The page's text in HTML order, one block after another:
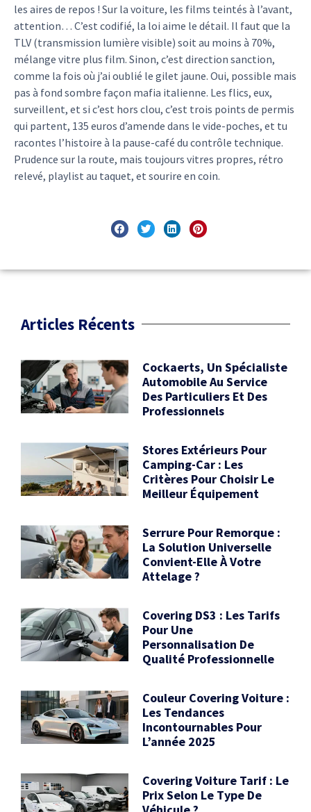
Articles Récents
Cockaerts, Un Spécialiste
Automobile Au Service
Des Particuliers Et Des
Professionnels
Stores Extérieurs Pour
Camping-Car : Les
Critères Pour Choisir Le
Meilleur Équipement
Serrure Pour Remorque :
La Solution Universelle
Convient-Elle À Votre
Attelage ?
Covering DS3 : Les Tarifs
Pour Une
Personnalisation De
Qualité Professionnelle
Couleur Covering Voiture :
Les Tendances
Incontournables Pour
L’année 2025
Covering Voiture Tarif : Le
Prix Selon Le Type De
les aires de repos ! Sur la voiture, les films teintés à l’avant,
attention… C’est codifié, la loi aime le détail. Il faut que la
TLV (transmission lumière visible) soit au moins à 70%,
mélange vitre plus film. Sinon, c’est direction sanction,
comme la fois où j’ai oublié le gilet jaune. Oui, possible mais
pas à fond sombre façon mafia italienne. Les flics, eux,
surveillent, et si c’est hors clou, c’est trois points de permis
qui partent, 135 euros d’amende dans le vide-poches, et tu
racontes l’histoire à la pause-café du contrôle technique.
Prudence sur la route, mais toujours vitres propres, rétro
relevé, playlist au taquet, et sourire en coin.